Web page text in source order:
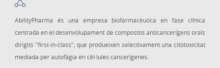
AbilityPharma és una empresa biofarmacèutica en fase clínica
centrada en el desenvolupament de compostos anticancerígens orals
dirigits "first-in-class", que produeixen selectivament una citotoxicitat
mediada per autofàgia en cèl·lules cancerígenes.